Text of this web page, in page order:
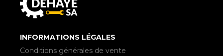
INFORMATIONS LÉGALES
Conditions générales de vente